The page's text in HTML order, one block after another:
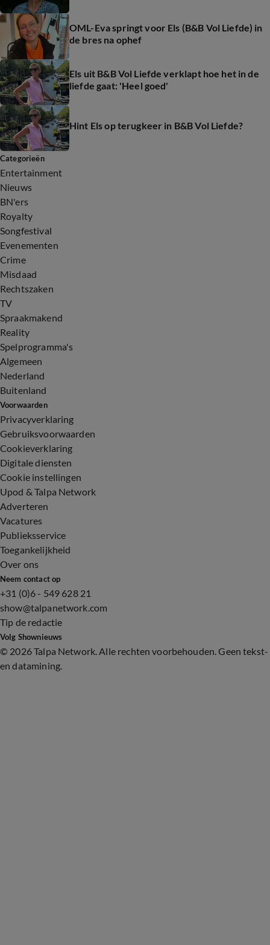
OML-Eva springt voor Els (B&B Vol Liefde) in
de bres na ophef
Els uit B&B Vol Liefde verklapt hoe het in de
liefde gaat: 'Heel goed'
Hint Els op terugkeer in B&B Vol Liefde?
Categorieën
Entertainment
Nieuws
BN'ers
Royalty
Songfestival
Evenementen
Crime
Misdaad
Rechtszaken
TV
Spraakmakend
Reality
Spelprogramma's
Algemeen
Nederland
Buitenland
Voorwaarden
Privacyverklaring
Gebruiksvoorwaarden
Cookieverklaring
Digitale diensten
Cookie instellingen
Upod & Talpa Network
Adverteren
Vacatures
Publieksservice
Toegankelijkheid
Over ons
Neem contact op
+31 (0)6 - 549 628 21
show@talpanetwork.com
Tip de redactie
Volg Shownieuws
© 2026 Talpa Network. Alle rechten voorbehouden. Geen tekst-
en datamining.